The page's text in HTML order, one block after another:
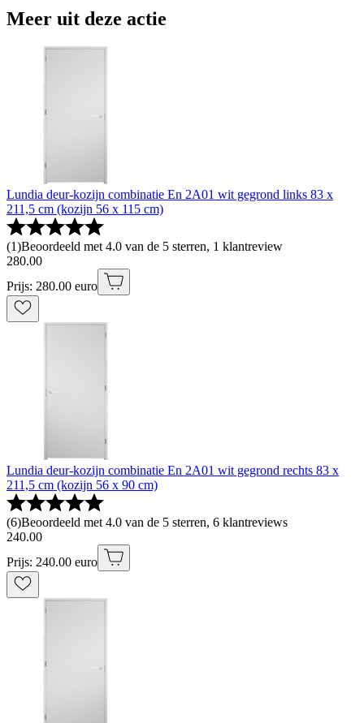
Meer uit deze actie
Lundia deur-kozijn combinatie En 2A01 wit gegrond links 83 x
211,5 cm (kozijn 56 x 115 cm)
(1)Beoordeeld met 4.0 van de 5 sterren, 1 klantreview
280.00
Prijs: 280.00 euro
Lundia deur-kozijn combinatie En 2A01 wit gegrond rechts 83 x
211,5 cm (kozijn 56 x 90 cm)
(6)Beoordeeld met 4.0 van de 5 sterren, 6 klantreviews
240.00
Prijs: 240.00 euro